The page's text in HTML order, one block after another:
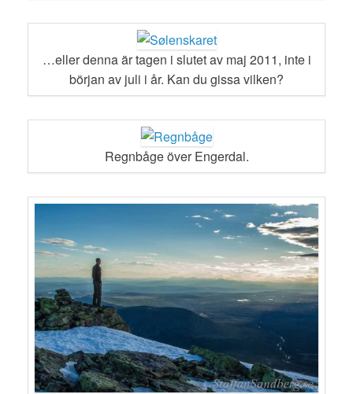
…eller denna är tagen i slutet av maj 2011, inte i
början av juli i år. Kan du gissa vilken?
Regnbåge över Engerdal.